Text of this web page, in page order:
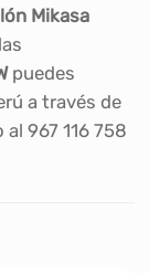
Mikasa
puedes
a través de
967 116 758